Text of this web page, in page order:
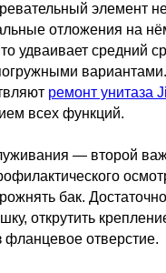
элемент
отложения на
удваивает средний
ремонт унитаза
всех функций.
— второй
бак.
открутить
фланцевое отверстие.